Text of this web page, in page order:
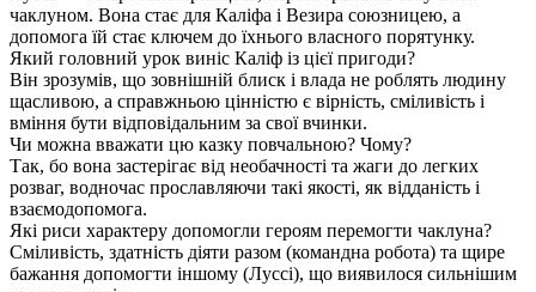
чаклуном. Вона стає для Каліфа і Везира союзницею, а
допомога їй стає ключем до їхнього власного порятунку.
Який головний урок виніс Каліф із цієї пригоди?
Він зрозумів, що зовнішній блиск і влада не роблять людину
щасливою, а справжньою цінністю є вірність, сміливість і
вміння бути відповідальним за свої вчинки.
Чи можна вважати цю казку повчальною? Чому?
Так, бо вона застерігає від необачності та жаги до легких
розваг, водночас прославляючи такі якості, як відданість і
взаємодопомога.
Які риси характеру допомогли героям перемогти чаклуна?
Сміливість, здатність діяти разом (командна робота) та щире
бажання допомогти іншому (Луссі), що виявилося сильнішим